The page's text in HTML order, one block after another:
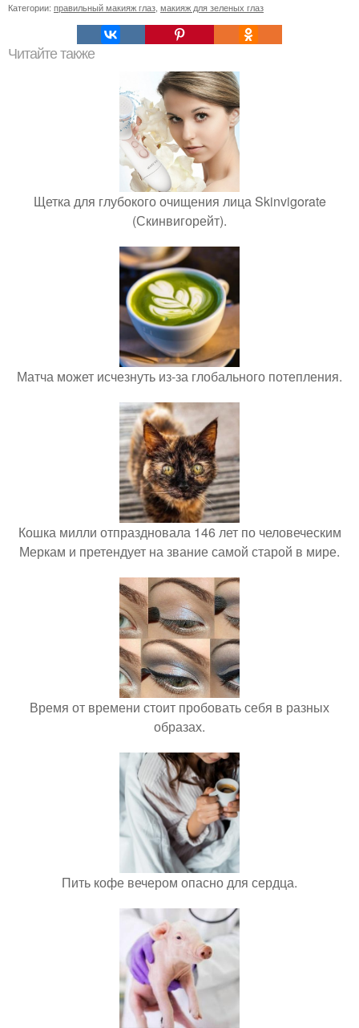
Категории: правильный макияж глаз макияж для зеленых глаз
Читайте также
Щетка для глубокого очищения лица Skinvigorate
(Скинвигорейт).
Матча может исчезнуть из-за глобального потепления.
Кошка милли отпраздновала 146 лет по человеческим
Меркам и претендует на звание самой старой в мире.
Время от времени стоит пробовать себя в разных
образах.
Пить кофе вечером опасно для сердца.